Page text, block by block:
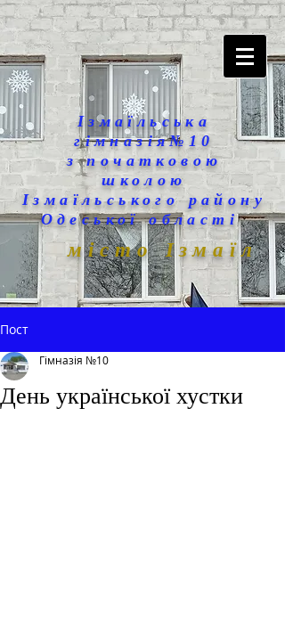
Ізмаїльська
гімназія№10
з початковою
школою
Ізмаїльського району
Одеської області
місто Ізмаїл
Пост
День української хустки
Гімназія №10